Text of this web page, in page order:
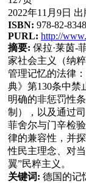
2022年11月9日 出
ISBN: 978-82-
PURL: http://
摘要: 保拉·莱茵-
家社会主义（纳
管理记忆的法律
典》第130条中禁
明确的非惩罚性
制），以及通过
菲舍尔与门辛检
律的兼容性，并
性民主理念、对
翼”民粹主义。
关键词: 德国的记